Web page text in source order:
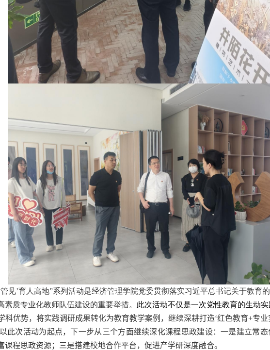
见’育人高地”系列活动是经济管理学院党委贯彻落实习近平总书记关于教育
质专业化教师队伍建设的重要举措。 此次活动不仅是一次党性教育的生动
科优势，将实践调研成果转化为教育教学案例，继续深耕打造‘红色教育+专业
此次活动为起点，下一步从三个方面继续深化课程思政建设：一是建立常
程思政资源；三是搭建校地合作平台，促进产学研深度融合。